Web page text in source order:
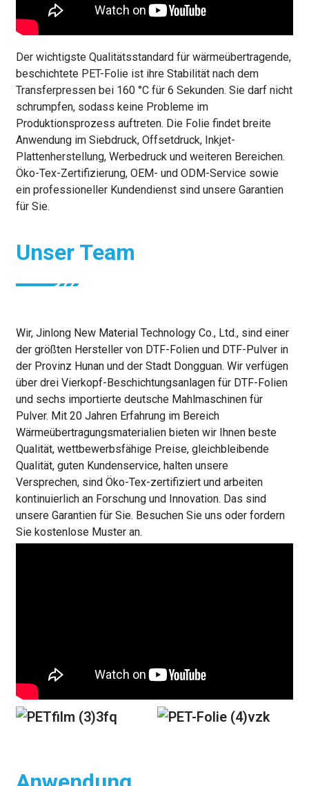
Der wichtigste Qualitätsstandard für wärmeübertragende,
beschichtete PET-Folie ist ihre Stabilität nach dem
Transferpressen bei 160 °C für 6 Sekunden. Sie darf nicht
schrumpfen, sodass keine Probleme im
Produktionsprozess auftreten. Die Folie findet breite
Anwendung im Siebdruck, Offsetdruck, Inkjet-
Plattenherstellung, Werbedruck und weiteren Bereichen.
Öko-Tex-Zertifizierung, OEM- und ODM-Service sowie
ein professioneller Kundendienst sind unsere Garantien
für Sie.
Unser Team
Wir, Jinlong New Material Technology Co., Ltd., sind einer
der größten Hersteller von DTF-Folien und DTF-Pulver in
der Provinz Hunan und der Stadt Dongguan. Wir verfügen
über drei Vierkopf-Beschichtungsanlagen für DTF-Folien
und sechs importierte deutsche Mahlmaschinen für
Pulver. Mit 20 Jahren Erfahrung im Bereich
Wärmeübertragungsmaterialien bieten wir Ihnen beste
Qualität, wettbewerbsfähige Preise, gleichbleibende
Qualität, guten Kundenservice, halten unsere
Versprechen, sind Öko-Tex-zertifiziert und arbeiten
kontinuierlich an Forschung und Innovation. Das sind
unsere Garantien für Sie. Besuchen Sie uns oder fordern
Sie kostenlose Muster an.